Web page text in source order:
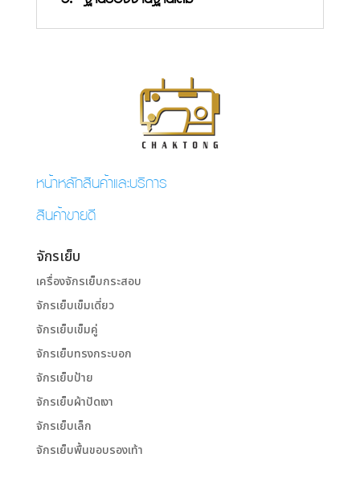
หน้าหลักสินค้าและบริการ
สินค้าขายดี
จักรเย็บ
เครื่องจักรเย็บกระสอบ
จักรเย็บเข็มเดี่ยว
จักรเย็บเข็มคู่
จักรเย็บทรงกระบอก
จักรเย็บป้าย
จักรเย็บผ้าปัดเงา
จักรเย็บเล็ก
จักรเย็บพื้นขอบรองเท้า